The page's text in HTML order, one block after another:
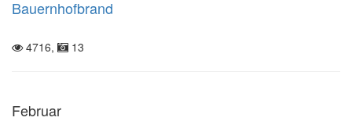
Bauernhofbrand
4716, 13
Februar